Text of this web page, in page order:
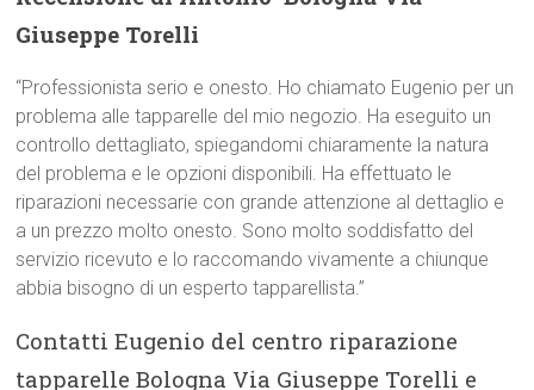
Giuseppe Torelli
“Professionista serio e onesto. Ho chiamato Eugenio per un
problema alle tapparelle del mio negozio. Ha eseguito un
controllo dettagliato, spiegandomi chiaramente la natura
del problema e le opzioni disponibili. Ha effettuato le
riparazioni necessarie con grande attenzione al dettaglio e
a un prezzo molto onesto. Sono molto soddisfatto del
servizio ricevuto e lo raccomando vivamente a chiunque
abbia bisogno di un esperto tapparellista.”
Contatti Eugenio del centro riparazione
tapparelle Bologna Via Giuseppe Torelli e